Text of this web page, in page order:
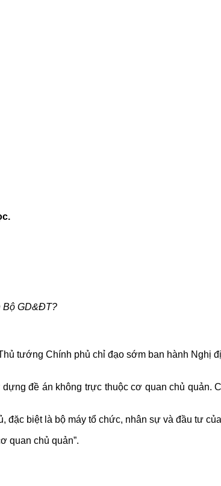
Bộ GD&ĐT?
tướng Chính phủ chỉ đạo sớm ban hành Nghị
đề án không trực thuộc cơ quan chủ quản.
đặc biệt là bộ máy tổ chức, nhân sự và đầu tư
quan chủ quản”.